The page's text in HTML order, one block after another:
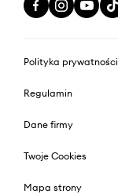
Polityka prywatności
Regulamin
Dane firmy
Twoje Cookies
Mapa strony